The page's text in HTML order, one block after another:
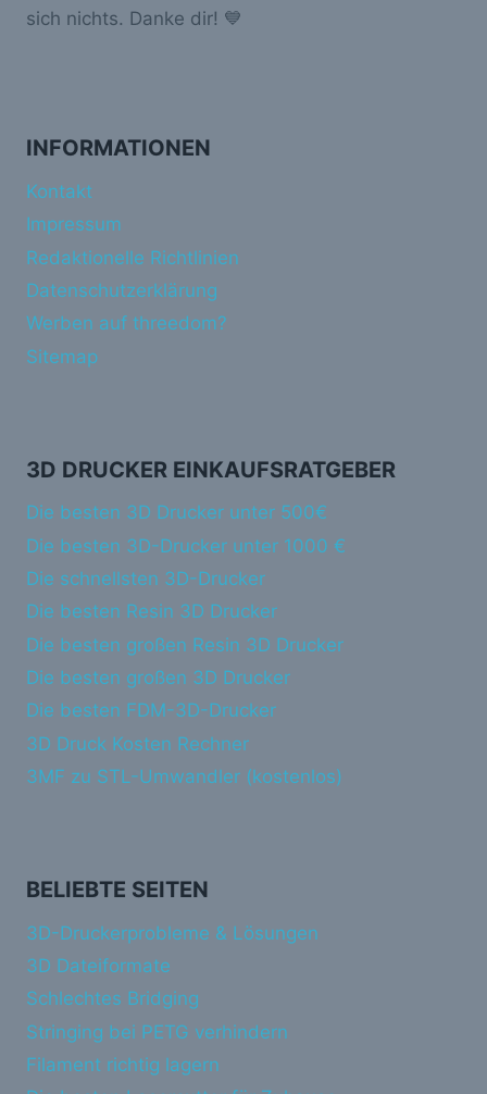
sich nichts. Danke dir! 💙
INFORMATIONEN
Kontakt
Impressum
Redaktionelle Richtlinien
Datenschutzerklärung
Werben auf threedom?
Sitemap
3D DRUCKER EINKAUFSRATGEBER
Die besten 3D Drucker unter 500€
Die besten 3D-Drucker unter 1000 €
Die schnellsten 3D-Drucker
Die besten Resin 3D Drucker
Die besten großen Resin 3D Drucker
Die besten großen 3D Drucker
Die besten FDM-3D-Drucker
3D Druck Kosten Rechner
3MF zu STL-Umwandler (kostenlos)
BELIEBTE SEITEN
3D-Druckerprobleme & Lösungen
3D Dateiformate
Schlechtes Bridging
Stringing bei PETG verhindern
Filament richtig lagern